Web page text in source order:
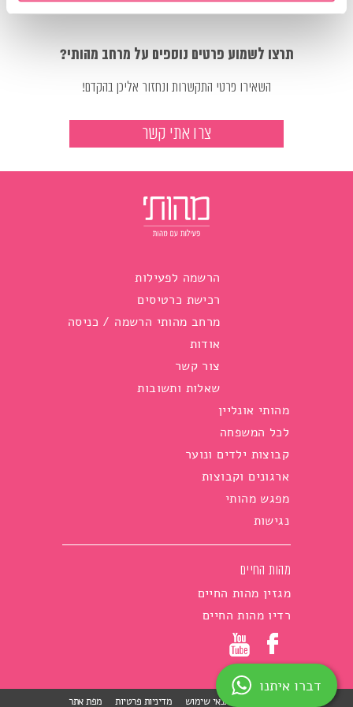
תרצו לשמוע פרטים נוספים על מרחב מהותי?
השאירו פרטי התקשרות ונחזור אליכן בהקדם!
צרו אתי קשר
הרשמה לפעילות
רכישת כרטיסים
מרחב מהותי הרשמה / כניסה
אודות
צור קשר
שאלות ותשובות
מהותי אונליין
לכל המשפחה
קבוצות ילדים ונוער
ארגונים וקבוצות
מפגש מהותי
נגישות
מהות החיים
מגזין מהות החיים
רדיו מהות החיים
תנאי שימוש מדיניות פרטיות מפת אתר
דברו איתנו